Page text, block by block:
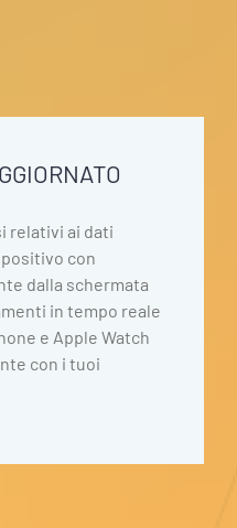
relativi ai dati
con
dalla schermata
in tempo reale
e Apple Watch
con i tuoi